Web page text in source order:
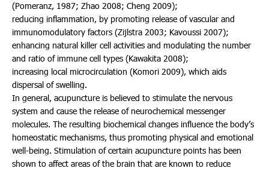
(Pomeranz, 1987; Zhao 2008; Cheng 2009);
reducing inflammation, by promoting release of vascular and
immunomodulatory factors (Zijlstra 2003; Kavoussi 2007);
enhancing natural killer cell activities and modulating the number
and ratio of immune cell types (Kawakita 2008);
increasing local microcirculation (Komori 2009), which aids
dispersal of swelling.
In general, acupuncture is believed to stimulate the nervous
system and cause the release of neurochemical messenger
molecules. The resulting biochemical changes influence the body’s
homeostatic mechanisms, thus promoting physical and emotional
well-being. Stimulation of certain acupuncture points has been
shown to affect areas of the brain that are known to reduce